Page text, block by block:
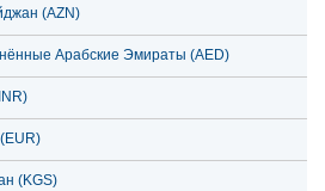
(AZN)
Арабские Эмираты (AED)
(KGS)